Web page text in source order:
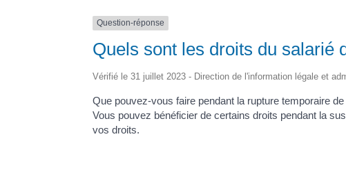
Question-réponse
Quels sont les droits du salarié
Vérifié le 31 juillet 2023 - Direction de l'information légale et
Que pouvez-vous faire pendant la rupture temporaire
Vous pouvez bénéficier de certains droits pendant la
vos droits.